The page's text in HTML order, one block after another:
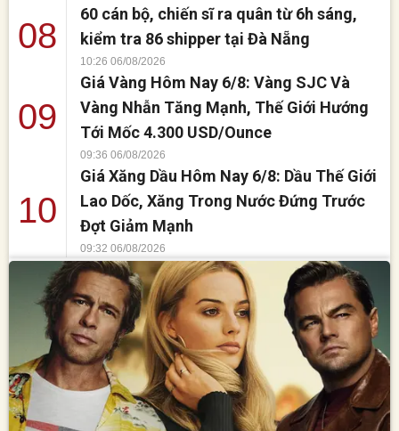
08
60 cán bộ, chiến sĩ ra quân từ 6h sáng,
kiểm tra 86 shipper tại Đà Nẵng
10:26 06/08/2026
09
Giá Vàng Hôm Nay 6/8: Vàng SJC Và
Vàng Nhẫn Tăng Mạnh, Thế Giới Hướng
Tới Mốc 4.300 USD/Ounce
09:36 06/08/2026
10
Giá Xăng Dầu Hôm Nay 6/8: Dầu Thế Giới
Lao Dốc, Xăng Trong Nước Đứng Trước
Đợt Giảm Mạnh
09:32 06/08/2026